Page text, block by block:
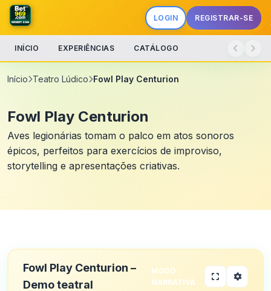
LOGIN REGISTRAR-SE
INÍCIO EXPERIÊNCIAS CATÁLOGO
Início Teatro Lúdico Fowl Play Centurion
Fowl Play Centurion
Aves legionárias tomam o palco em atos sonoros
épicos, perfeitos para exercícios de improviso,
storytelling e apresentações criativas.
Fowl Play Centurion –
Demo teatral
MODO
NARRATIVA